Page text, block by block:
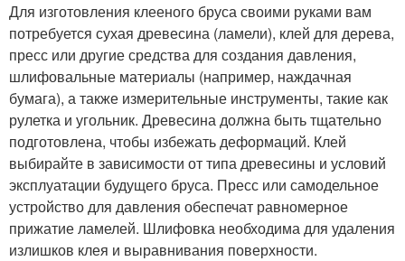
Для изготовления клееного бруса своими руками вам
потребуется сухая древесина (ламели), клей для дерева,
пресс или другие средства для создания давления,
шлифовальные материалы (например, наждачная
бумага), а также измерительные инструменты, такие как
рулетка и угольник. Древесина должна быть тщательно
подготовлена, чтобы избежать деформаций. Клей
выбирайте в зависимости от типа древесины и условий
эксплуатации будущего бруса. Пресс или самодельное
устройство для давления обеспечат равномерное
прижатие ламелей. Шлифовка необходима для удаления
излишков клея и выравнивания поверхности.